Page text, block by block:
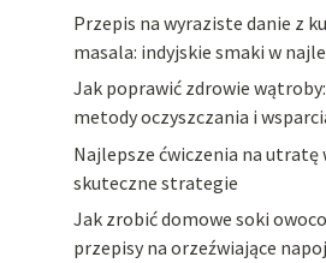
Przepis na wyraziste danie z
masala: indyjskie smaki w
Jak poprawić zdrowie
metody oczyszczania i
Najlepsze ćwiczenia na utratę
skuteczne strategie
Jak zrobić domowe soki
przepisy na orzeźwiające